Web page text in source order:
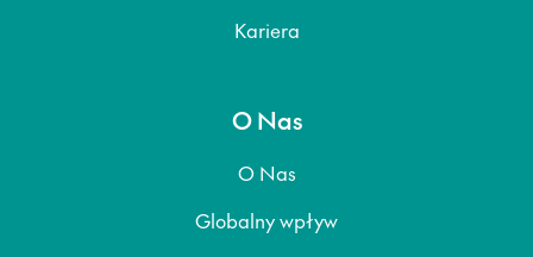
Kariera
O Nas
O Nas
Globalny wpływ